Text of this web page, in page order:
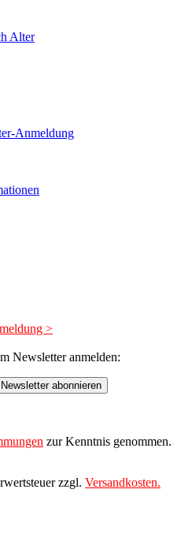
Alter
Anmeldung
>
Newsletter anmelden:
Newsletter abonnieren
zur Kenntnis genommen.
zzgl. Versandkosten.